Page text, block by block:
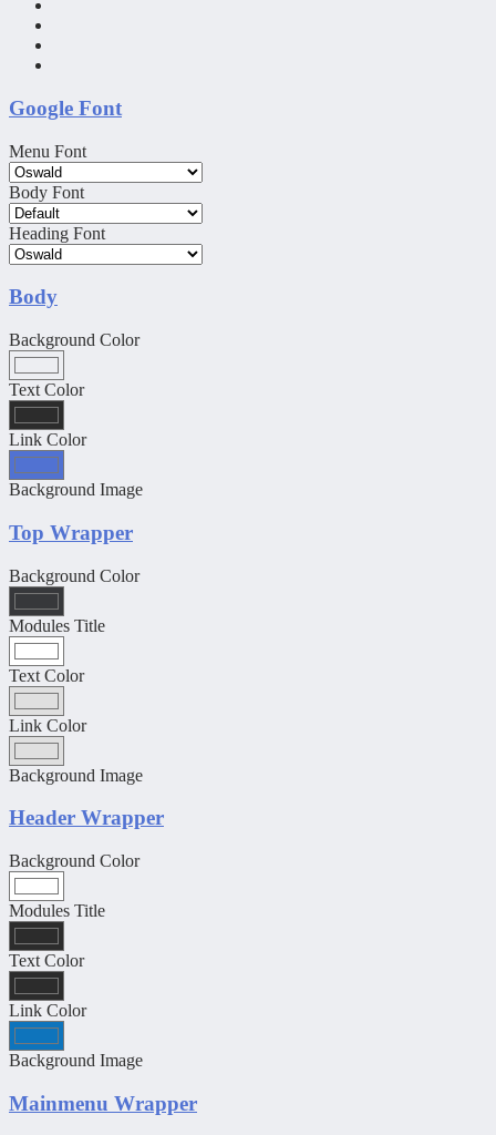
Google Font
Menu Font
Body Font
Heading Font
Body
Background Color
Text Color
Link Color
Background Image
Top Wrapper
Background Color
Modules Title
Text Color
Link Color
Background Image
Header Wrapper
Background Color
Modules Title
Text Color
Link Color
Background Image
Mainmenu Wrapper